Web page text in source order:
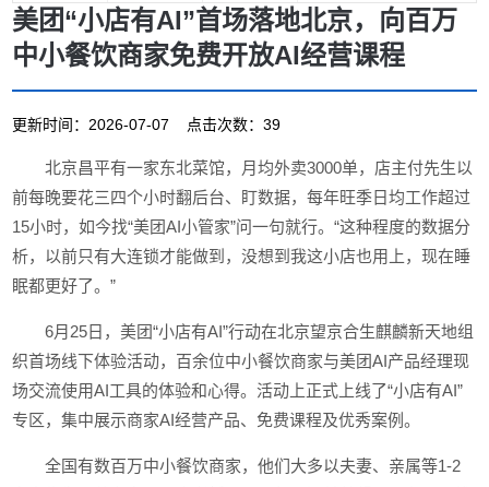
美团“小店有AI”首场落地北京，向百万
中小餐饮商家免费开放AI经营课程
更新时间：2026-07-07 点击次数：39
北京昌平有一家东北菜馆，月均外卖3000单，店主付先生以
前每晚要花三四个小时翻后台、盯数据，每年旺季日均工作超过
15小时，如今找“美团AI小管家”问一句就行。“这种程度的数据分
析，以前只有大连锁才能做到，没想到我这小店也用上，现在睡
眠都更好了。”
6月25日，美团“小店有AI”行动在北京望京合生麒麟新天地组
织首场线下体验活动，百余位中小餐饮商家与美团AI产品经理现
场交流使用AI工具的体验和心得。活动上正式上线了“小店有AI”
专区，集中展示商家AI经营产品、免费课程及优秀案例。
全国有数百万中小餐饮商家，他们大多以夫妻、亲属等1-2